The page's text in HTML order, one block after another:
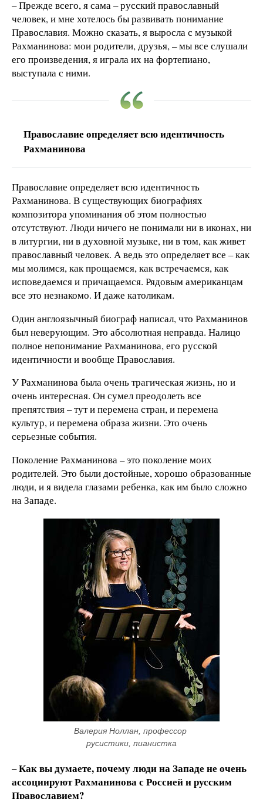
– Прежде всего, я сама – русский православный
человек, и мне хотелось бы развивать понимание
Православия. Можно сказать, я выросла с музыкой
Рахманинова: мои родители, друзья, – мы все слушали
его произведения, я играла их на фортепиано,
выступала с ними.
Православие определяет всю идентичность
Рахманинова
Православие определяет всю идентичность
Рахманинова. В существующих биографиях
композитора упоминания об этом полностью
отсутствуют. Люди ничего не понимали ни в иконах, ни
в литургии, ни в духовной музыке, ни в том, как живет
православный человек. А ведь это определяет все – как
мы молимся, как прощаемся, как встречаемся, как
исповедаемся и причащаемся. Рядовым американцам
все это незнакомо. И даже католикам.
Один англоязычный биограф написал, что Рахманинов
был неверующим. Это абсолютная неправда. Налицо
полное непонимание Рахманинова, его русской
идентичности и вообще Православия.
У Рахманинова была очень трагическая жизнь, но и
очень интересная. Он сумел преодолеть все
препятствия – тут и перемена стран, и перемена
культур, и перемена образа жизни. Это очень
серьезные события.
Поколение Рахманинова – это поколение моих
родителей. Это были достойные, хорошо образованные
люди, и я видела глазами ребенка, как им было сложно
на Западе.
Валерия Ноллан, профессор
русистики, пианистка
– Как вы думаете, почему люди на Западе не очень
ассоциируют Рахманинова с Россией и русским
Православием?